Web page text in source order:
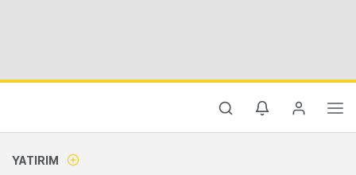
YATIRIM